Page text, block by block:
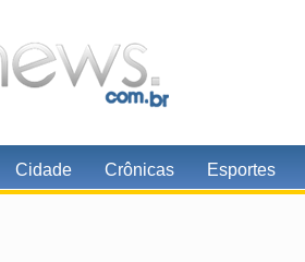
Cidade Crônicas Esportes